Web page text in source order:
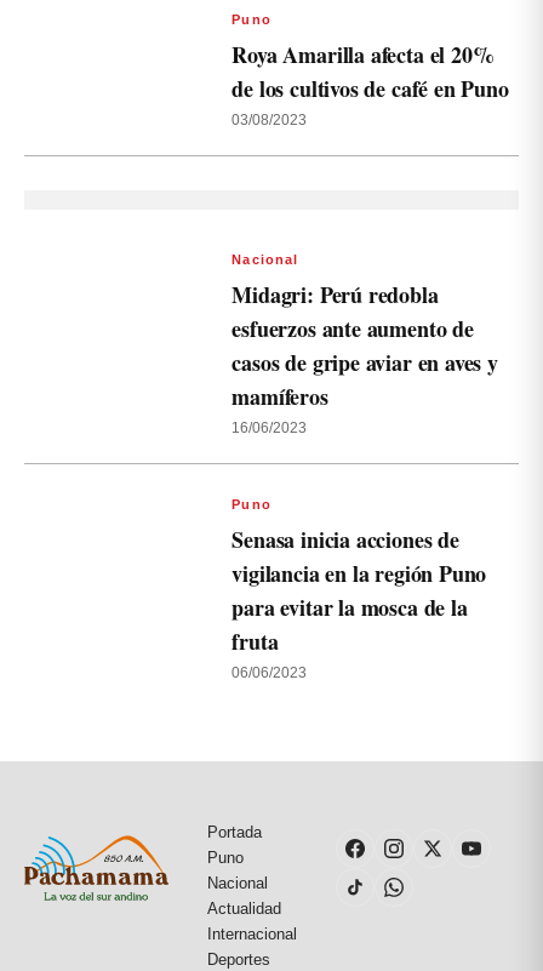
Puno
Roya Amarilla afecta el 20%
de los cultivos de café en Puno
03/08/2023
Nacional
Midagri: Perú redobla
esfuerzos ante aumento de
casos de gripe aviar en aves y
mamíferos
16/06/2023
Puno
Senasa inicia acciones de
vigilancia en la región Puno
para evitar la mosca de la
fruta
06/06/2023
Portada
Puno
Nacional
Actualidad
Internacional
Deportes